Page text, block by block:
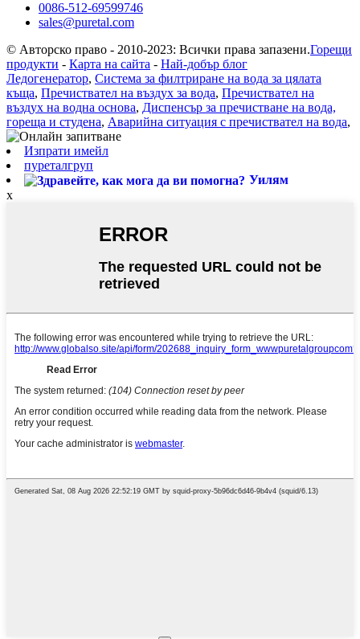
0086-512-69599746
sales@puretal.com
© Авторско право - 2010-2023: Всички права запазени.Горещи
продукти - Карта на сайта - Най-добър блог
Ледогенератор, Система за филтриране на вода за цялата
къща, Пречиствател на въздух за вода, Пречиствател на
въздух на водна основа, Диспенсър за пречистване на вода,
гореща и студена, Аварийна ситуация с пречиствател на вода,
Изпрати имейл
пуреталгруп
Уилям
x